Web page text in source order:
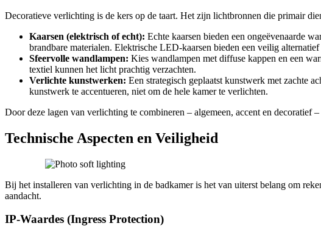
Decoratieve verlichting is de kers op de taart. Het zijn lichtbronnen die primair
Kaarsen (elektrisch of echt): Echte kaarsen bieden een ongeëvenaarde
brandbare materialen. Elektrische LED-kaarsen bieden een veilig
Sfeervolle wandlampen: Kies wandlampen met diffuse kappen en een
textiel kunnen het licht prachtig verzachten.
Verlichte kunstwerken: Een strategisch geplaatst kunstwerk met zachte
kunstwerk te accentueren, niet om de hele kamer te verlichten.
Door deze lagen van verlichting te combineren – algemeen, accent en
Technische Aspecten en Veiligheid
Bij het installeren van verlichting in de badkamer is het van uiterst belang om
aandacht.
IP-Waardes (Ingress Protection)